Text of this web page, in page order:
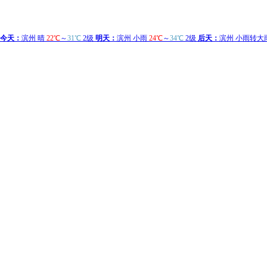
今天： 滨州 晴 22℃～31℃ 2级 明天： 滨州 小雨 24℃～34℃ 2级 后天： 滨州 小雨转大